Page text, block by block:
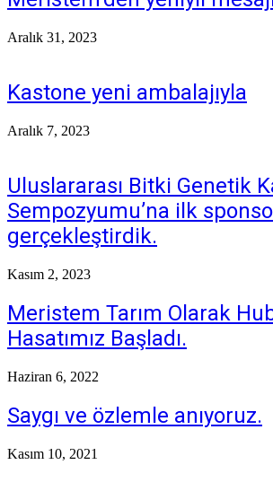
Aralık 31, 2023
Kastone yeni ambalajıyla
Aralık 7, 2023
Uluslararası Bitki Genetik
Sempozyumu’na ilk
gerçekleştirdik.
Kasım 2, 2023
Meristem Tarım Olarak
Hasatımız Başladı.
Haziran 6, 2022
Saygı ve özlemle anıyoruz.
Kasım 10, 2021